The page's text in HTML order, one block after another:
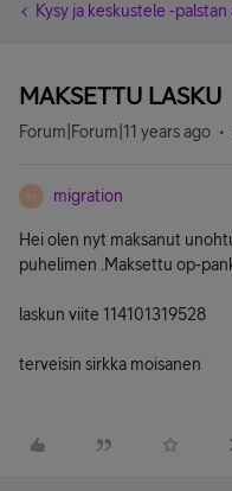
Kysy ja keskustele -
MAKSETTU LASKU
Forum|Forum|11 years ago
M migration
Hei olen nyt maksanut
puhelimen .Maksettu op-
laskun viite 114101319528
terveisin sirkka moisanen